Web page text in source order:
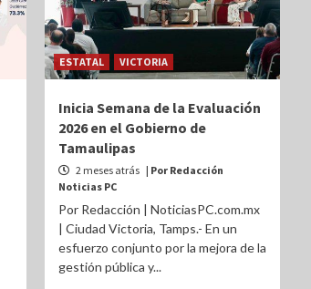
ESTATAL VICTORIA
Inicia Semana de la Evaluación
2026 en el Gobierno de
Tamaulipas
2 meses atrás | Por Redacción
Noticias PC
Por Redacción | NoticiasPC.com.mx
| Ciudad Victoria, Tamps.- En un
esfuerzo conjunto por la mejora de la
gestión pública y...